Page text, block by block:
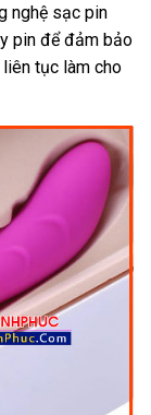
nghệ sạc pin
pin đặt
mua
để đảm bảo
tục làm cho